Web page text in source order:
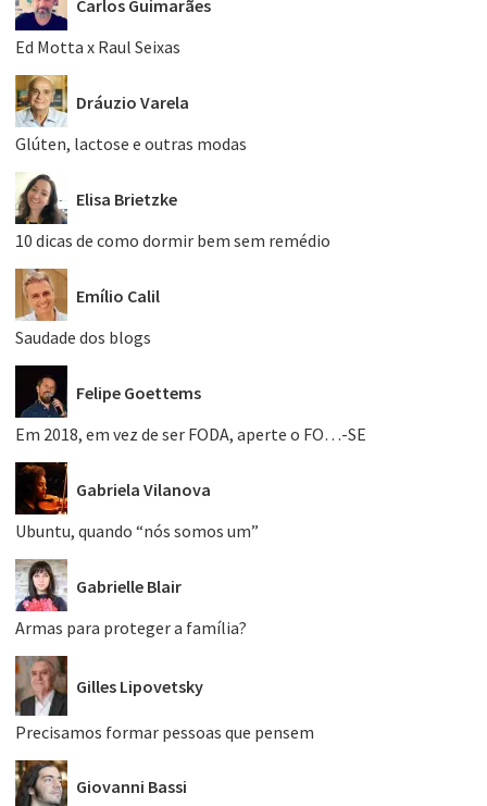
Carlos Guimarães
Ed Motta x Raul Seixas
Dráuzio Varela
Glúten, lactose e outras modas
Elisa Brietzke
10 dicas de como dormir bem sem remédio
Emílio Calil
Saudade dos blogs
Felipe Goettems
Em 2018, em vez de ser FODA, aperte o FO…-SE
Gabriela Vilanova
Ubuntu, quando “nós somos um”
Gabrielle Blair
Armas para proteger a família?
Gilles Lipovetsky
Precisamos formar pessoas que pensem
Giovanni Bassi